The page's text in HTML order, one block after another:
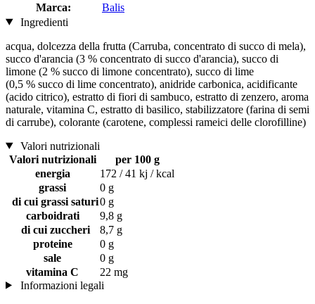
Marca:
Balis
Ingredienti
acqua, dolcezza della frutta (Carruba, concentrato di succo di mela),
succo d'arancia (3 % concentrato di succo d'arancia), succo di
limone (2 % succo di limone concentrato), succo di lime
(0,5 % succo di lime concentrato), anidride carbonica, acidificante
(acido citrico), estratto di fiori di sambuco, estratto di zenzero, aroma
naturale, vitamina C, estratto di basilico, stabilizzatore (farina di semi
di carrube), colorante (carotene, complessi rameici delle clorofilline)
Valori nutrizionali
Valori nutrizionali
per 100 g
energia
172 / 41 kj / kcal
grassi
0 g
di cui grassi saturi0 g
carboidrati
9,8 g
di cui zuccheri
8,7 g
proteine
0 g
sale
0 g
vitamina C
22 mg
Informazioni legali